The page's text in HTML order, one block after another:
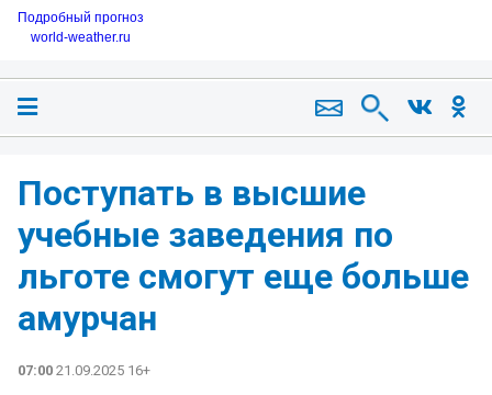
Подробный прогноз
world-weather.ru
Поступать в высшие
учебные заведения по
льготе смогут еще больше
амурчан
07:00 21.09.2025 16+